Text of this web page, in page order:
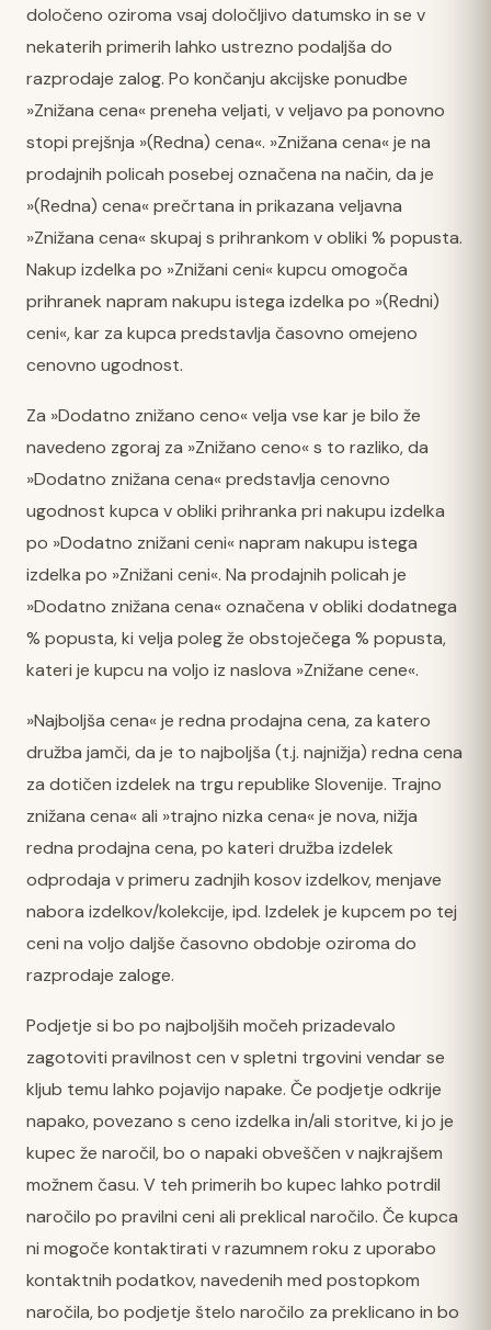
določeno oziroma vsaj določljivo datumsko in se v
nekaterih primerih lahko ustrezno podaljša do
razprodaje zalog. Po končanju akcijske ponudbe
»Znižana cena« preneha veljati, v veljavo pa ponovno
stopi prejšnja »(Redna) cena«. »Znižana cena« je na
prodajnih policah posebej označena na način, da je
»(Redna) cena« prečrtana in prikazana veljavna
»Znižana cena« skupaj s prihrankom v obliki % popusta.
Nakup izdelka po »Znižani ceni« kupcu omogoča
prihranek napram nakupu istega izdelka po »(Redni)
ceni«, kar za kupca predstavlja časovno omejeno
cenovno ugodnost.
Za »Dodatno znižano ceno« velja vse kar je bilo že
navedeno zgoraj za »Znižano ceno« s to razliko, da
»Dodatno znižana cena« predstavlja cenovno
ugodnost kupca v obliki prihranka pri nakupu izdelka
po »Dodatno znižani ceni« napram nakupu istega
izdelka po »Znižani ceni«. Na prodajnih policah je
»Dodatno znižana cena« označena v obliki dodatnega
% popusta, ki velja poleg že obstoječega % popusta,
kateri je kupcu na voljo iz naslova »Znižane cene«.
»Najboljša cena« je redna prodajna cena, za katero
družba jamči, da je to najboljša (t.j. najnižja) redna cena
za dotičen izdelek na trgu republike Slovenije. Trajno
znižana cena« ali »trajno nizka cena« je nova, nižja
redna prodajna cena, po kateri družba izdelek
odprodaja v primeru zadnjih kosov izdelkov, menjave
nabora izdelkov/kolekcije, ipd. Izdelek je kupcem po tej
ceni na voljo daljše časovno obdobje oziroma do
razprodaje zaloge.
Podjetje si bo po najboljših močeh prizadevalo
zagotoviti pravilnost cen v spletni trgovini vendar se
kljub temu lahko pojavijo napake. Če podjetje odkrije
napako, povezano s ceno izdelka in/ali storitve, ki jo je
kupec že naročil, bo o napaki obveščen v najkrajšem
možnem času. V teh primerih bo kupec lahko potrdil
naročilo po pravilni ceni ali preklical naročilo. Če kupca
ni mogoče kontaktirati v razumnem roku z uporabo
kontaktnih podatkov, navedenih med postopkom
naročila, bo podjetje štelo naročilo za preklicano in bo